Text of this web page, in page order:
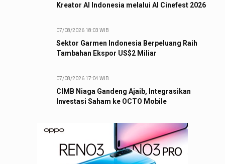
Kreator AI Indonesia melalui AI Cinefest 2026
07/08/2026 18:03 WIB
Sektor Garmen Indonesia Berpeluang Raih
Tambahan Ekspor US$2 Miliar
07/08/2026 17:04 WIB
CIMB Niaga Gandeng Ajaib, Integrasikan
Investasi Saham ke OCTO Mobile